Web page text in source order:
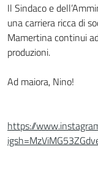
Il Sindaco e
una carriera ricca di
Mamertina continui
produzioni.
Ad maiora, Nino!
https://